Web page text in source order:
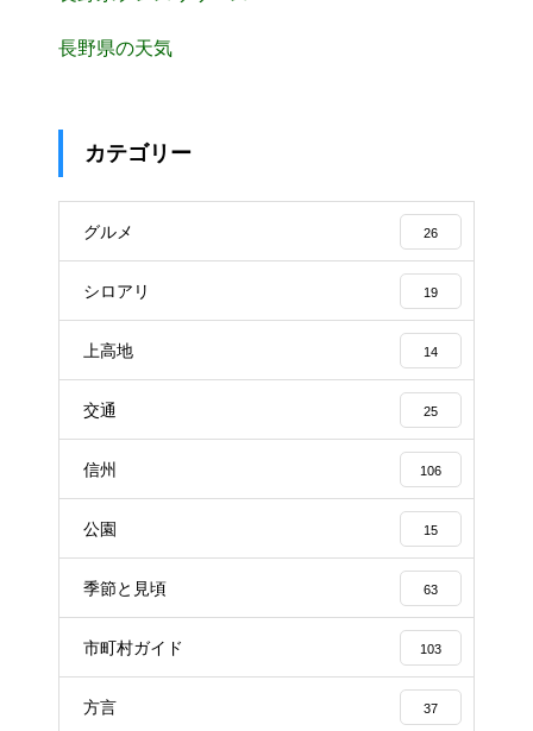
長野県の天気
カテゴリー
グルメ 26
シロアリ 19
上高地 14
交通 25
信州 106
公園 15
季節と見頃 63
市町村ガイド 103
方言 37